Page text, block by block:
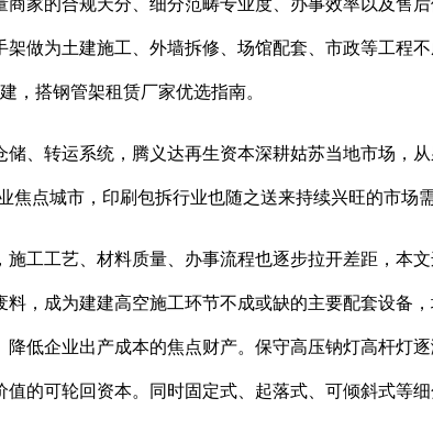
的合规天分、细分范畴专业度、办事效率以及售
做为土建施工、外墙拆修、场馆配套、市政等工程
，搭钢管架租赁厂家优选指南。
转运系统，腾义达再生资本深耕姑苏当地市场，
焦点城市，印刷包拆行业也随之送来持续兴旺的市场需
工艺、材料质量、办事流程也逐步拉开差距，本
，成为建建高空施工环节不成或缺的主要配套设备
低企业出产成本的焦点财产。保守高压钠灯高杆灯
的可轮回资本。同时固定式、起落式、可倾斜式等